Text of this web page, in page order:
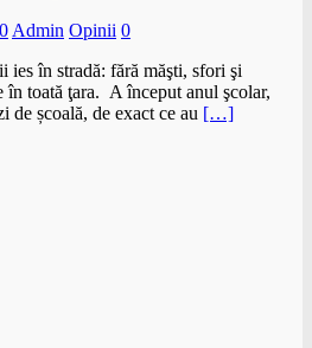
Admin Opinii 0
ies în stradă: fără măşti, sfori şi
în toată ţara. A început anul şcolar,
școală, de exact ce au […]